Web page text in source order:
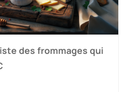
des frommages qui